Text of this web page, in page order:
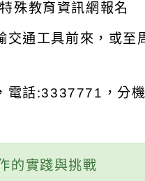
殊教育資訊網報名
通工具前來，或至
電話:3337771，分
的實踐與挑戰